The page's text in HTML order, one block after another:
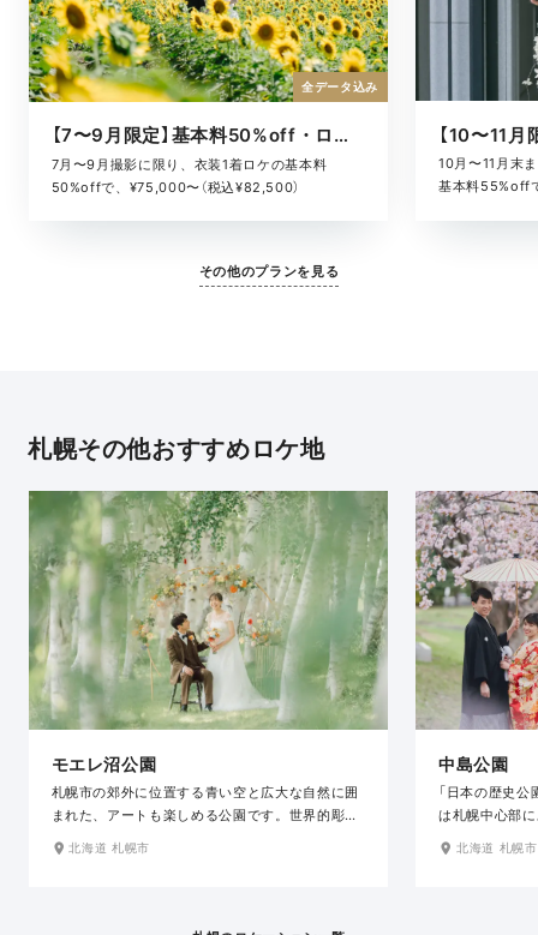
【7〜9月限定】基本料50%off・ロケキャンペーン
7月〜9月撮影に限り、衣装1着ロケの基本料
50%offで、¥75,000〜（税込¥82,500）
全データ込み
10月〜11月末
基本料55%off
その他のプランを見る
札幌その他おすすめロケ地
モエレ沼公園
札幌市の郊外に位置する青い空と広大な自然に囲
まれた、アートも楽しめる公園です。世界的彫刻
家イサム・ノグチの設計で2005年に完成したス
冬と季節ごとに様々な魅力を携えたロケ地で、光
北海道 札幌市
中島公園
「日本の歴史
は札幌中心部
もある、まさ
北海道 札幌市